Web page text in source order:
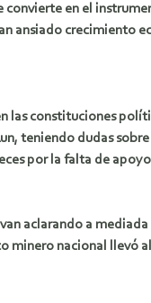
convierte en el
ansiado crecimiento
las constituciones
teniendo dudas
por la falta de
aclarando a
nacional llevó